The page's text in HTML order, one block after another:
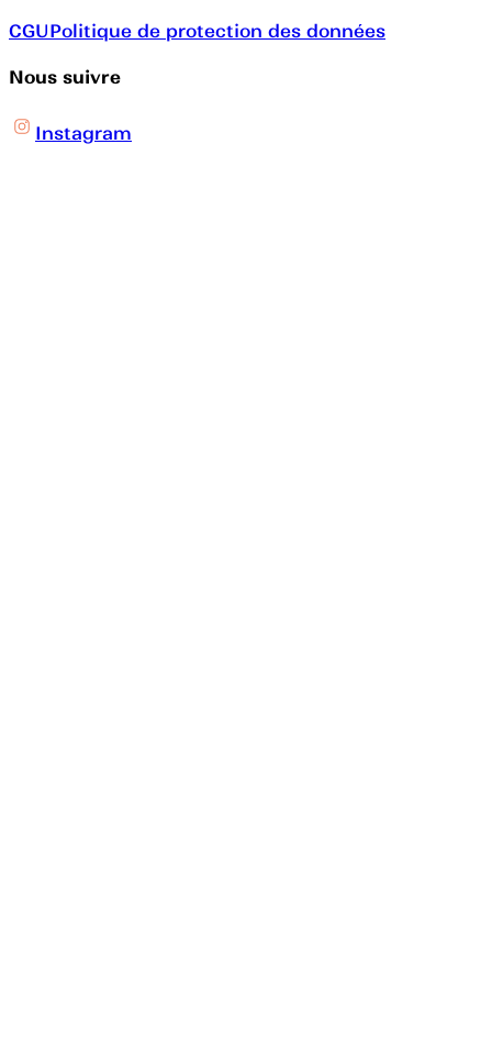
CGUPolitique de protection des données
Nous suivre
Instagram